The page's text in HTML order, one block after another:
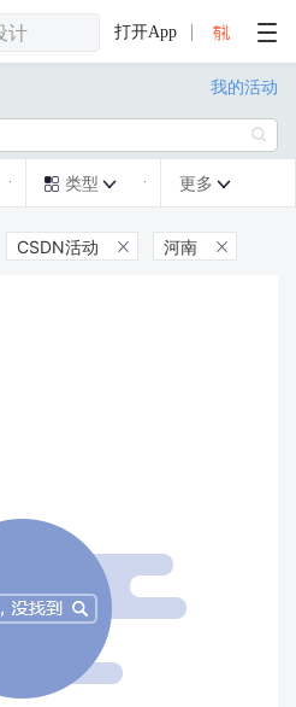
打开App
我的活动

 类型  更多 
CSDN活动  河南 